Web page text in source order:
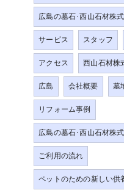
広島の墓石･西山石材株
サービス
スタッフ
アクセス
西山石材株
広島
会社概要 墓
リフォーム事例
広島の墓石･西山石材株
ご利用の流れ
ペットのための新しい供